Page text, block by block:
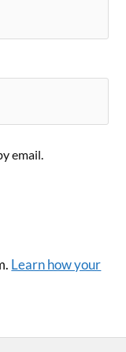
email.
Learn how your